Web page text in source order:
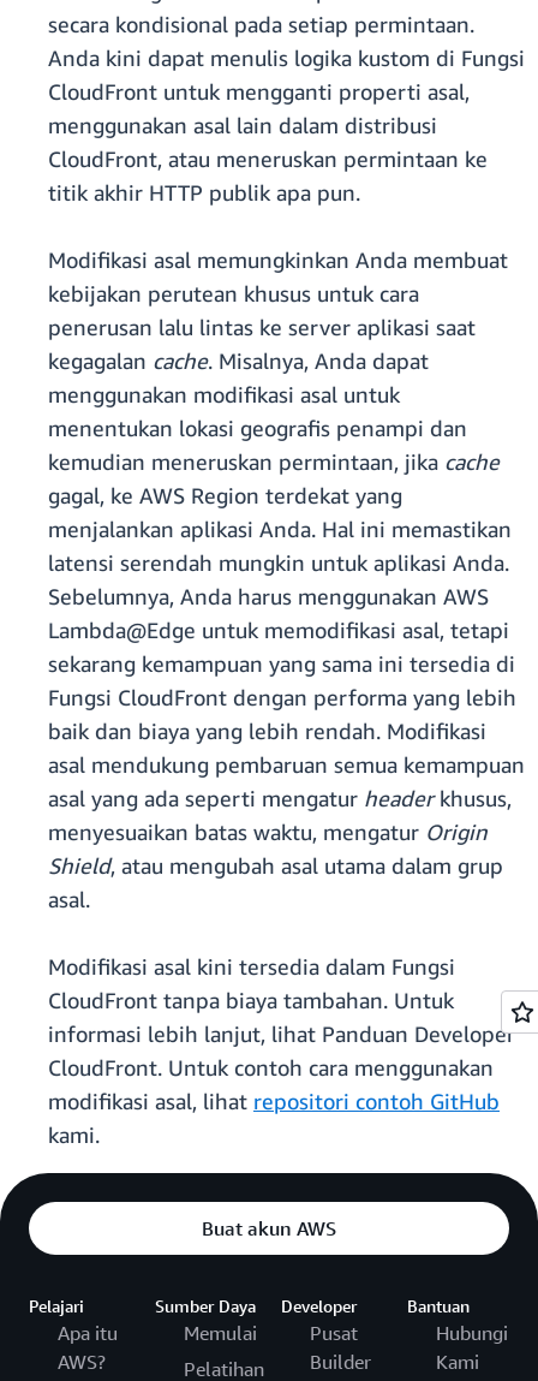
secara kondisional pada setiap permintaan.
Anda kini dapat menulis logika kustom di Fungsi
CloudFront untuk mengganti properti asal,
menggunakan asal lain dalam distribusi
CloudFront, atau meneruskan permintaan ke
titik akhir HTTP publik apa pun.
Modifikasi asal memungkinkan Anda membuat
kebijakan perutean khusus untuk cara
penerusan lalu lintas ke server aplikasi saat
kegagalan cache. Misalnya, Anda dapat
menggunakan modifikasi asal untuk
menentukan lokasi geografis penampi dan
kemudian meneruskan permintaan, jika cache
gagal, ke AWS Region terdekat yang
menjalankan aplikasi Anda. Hal ini memastikan
latensi serendah mungkin untuk aplikasi Anda.
Sebelumnya, Anda harus menggunakan AWS
Lambda@Edge untuk memodifikasi asal, tetapi
sekarang kemampuan yang sama ini tersedia di
Fungsi CloudFront dengan performa yang lebih
baik dan biaya yang lebih rendah. Modifikasi
asal mendukung pembaruan semua kemampuan
asal yang ada seperti mengatur headerkhusus,
menyesuaikan batas waktu, mengatur Origin
Shield, atau mengubah asal utama dalam grup
asal.
Modifikasi asal kini tersedia dalam Fungsi
CloudFront tanpa biaya tambahan. Untuk
informasi lebih lanjut, lihat Panduan Developer
CloudFront. Untuk contoh cara menggunakan
modifikasi asal, lihat repositori contoh GitHub
kami.
Buat akun AWS
Pelajari
Apa itu
AWS?
Sumber Daya
Memulai
Pelatihan
Developer
Pusat
Builder
Bantuan
Hubungi
Kami